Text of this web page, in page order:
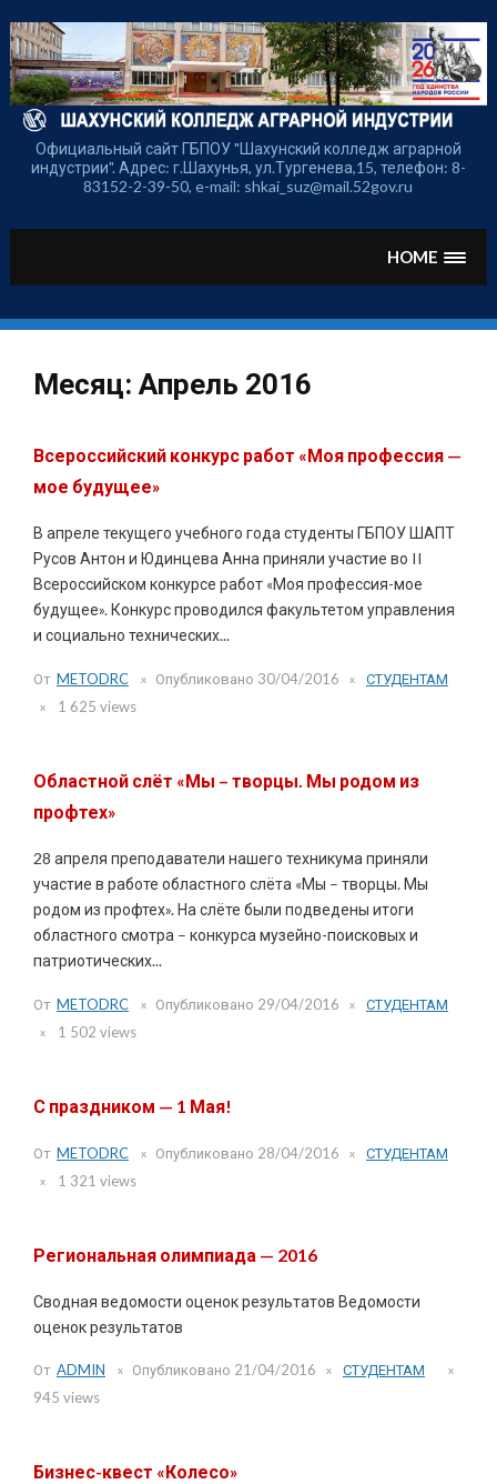
к
содержимому
Официальный сайт ГБПОУ "Шахунский колледж аграрной
индустрии". Адрес: г.Шахунья, ул.Тургенева,15, телефон: 8-
83152-2-39-50, e-mail: shkai_suz@mail.52gov.ru
HOME
Месяц: Апрель 2016
Всероссийский конкурс работ «Моя профессия —
мое будущее»
В апреле текущего учебного года студенты ГБПОУ ШАПТ
Русов Антон и Юдинцева Анна приняли участие во II
Всероссийском конкурсе работ «Моя профессия-мое
будущее». Конкурс проводился факультетом управления
и социально технических...
От METODRC Опубликовано 30/04/2016
СТУДЕНТАМ
1 625 views
Областной слёт «Мы – творцы. Мы родом из
профтех»
28 апреля преподаватели нашего техникума приняли
участие в работе областного слёта «Мы – творцы. Мы
родом из профтех». На слёте были подведены итоги
областного смотра – конкурса музейно-поисковых и
патриотических...
От METODRC Опубликовано 29/04/2016
СТУДЕНТАМ
1 502 views
С праздником — 1 Мая!
От METODRC Опубликовано 28/04/2016
СТУДЕНТАМ
1 321 views
Региональная олимпиада — 2016
Сводная ведомости оценок результатов Ведомости
оценок результатов
От ADMIN Опубликовано 21/04/2016
СТУДЕНТАМ
945 views
Бизнес-квест «Колесо»